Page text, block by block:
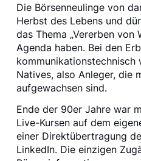
Die Börsenneulinge von
Herbst des Lebens und
das Thema „Vererben von
Agenda haben. Bei den
kommunikationstechnisch
Natives, also Anleger, die
aufgewachsen sind.
Ende der 90er Jahre war
Live-Kursen auf dem
einer Direktübertragung
LinkedIn. Die einzigen